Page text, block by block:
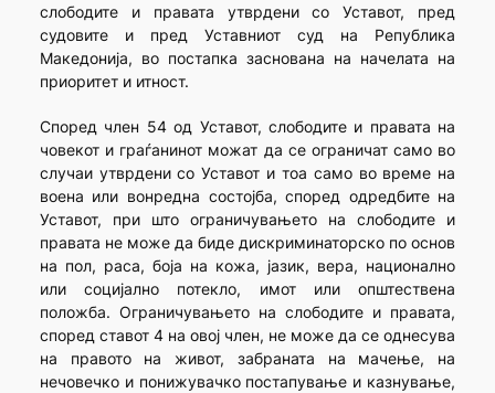
слободите и правата утврдени со Уставот, пред
судовите и пред Уставниот суд на Република
Македонија, во постапка заснована на начелата на
приоритет и итност.
Според член 54 од Уставот, слободите и правата на
човекот и граѓанинот можат да се ограничат само во
случаи утврдени со Уставот и тоа само во време на
воена или вонредна состојба, според одредбите на
Уставот, при што ограничувањето на слободите и
правата не може да биде дискриминаторско по основ
на пол, раса, боја на кожа, јазик, вера, национално
или социјално потекло, имот или општествена
положба. Ограничувањето на слободите и правата,
според ставот 4 на овој член, не може да се однесува
на правото на живот, забраната на мачење, на
нечовечко и понижувачко постапување и казнување,